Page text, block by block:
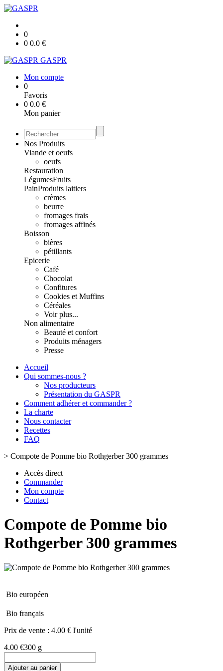
0
0 0.0 €
GASPR
Mon compte
0
Favoris
0 0.0 €
Mon panier
Nos Produits
Viande et oeufs
oeufs
Restauration
LégumesFruits
PainProduits laitiers
crèmes
beurre
fromages frais
fromages affinés
Boisson
bières
pétillants
Epicerie
Café
Chocolat
Confitures
Cookies et Muffins
Céréales
Voir plus...
Non alimentaire
Beauté et confort
Produits ménagers
Presse
Accueil
Qui sommes-nous ?
Nos producteurs
Présentation du GASPR
Comment adhérer et commander ?
La charte
Nous contacter
Recettes
FAQ
> Compote de Pomme bio Rothgerber 300 grammes
Accès direct
Commander
Mon compte
Contact
Compote de Pomme bio
Rothgerber 300 grammes
Bio européen
Bio français
Prix de vente : 4.00 € l'unité
4.00 €300 g
Ajouter au panier